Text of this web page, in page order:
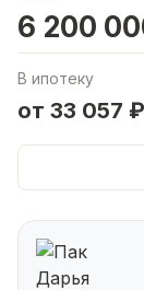
6 200
В ипотеку
от 33 057